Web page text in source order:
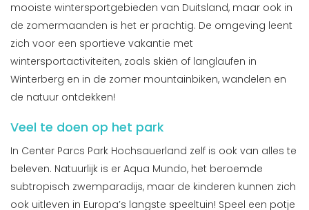
mooiste wintersportgebieden van Duitsland, maar ook in
de zomermaanden is het er prachtig. De omgeving leent
zich voor een sportieve vakantie met
wintersportactiviteiten, zoals skiën of langlaufen in
Winterberg en in de zomer mountainbiken, wandelen en
de natuur ontdekken!
Veel te doen op het park
In Center Parcs Park Hochsauerland zelf is ook van alles te
beleven. Natuurlijk is er Aqua Mundo, het beroemde
subtropisch zwemparadijs, maar de kinderen kunnen zich
ook uitleven in Europa’s langste speeltuin! Speel een potje